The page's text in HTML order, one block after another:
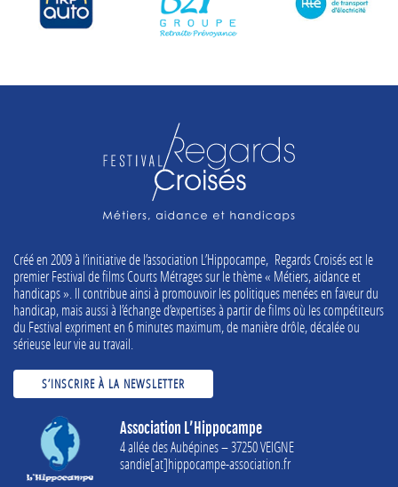
Créé en 2009 à l’initiative de l’association L’Hippocampe, Regards Croisés est le
premier Festival de films Courts Métrages sur le thème « Métiers, aidance et
handicaps ». Il contribue ainsi à promouvoir les politiques menées en faveur du
handicap, mais aussi à l’échange d’expertises à partir de films où les compétiteurs
du Festival expriment en 6 minutes maximum, de manière drôle, décalée ou
sérieuse leur vie au travail.
S’INSCRIRE À LA NEWSLETTER
Association L’Hippocampe
4 allée des Aubépines – 37250 VEIGNE
sandie[at]hippocampe-association.fr